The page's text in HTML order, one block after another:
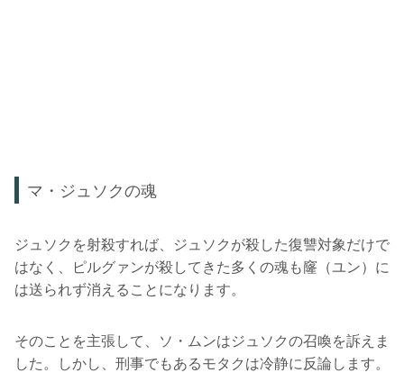
マ・ジュソクの魂
ジュソクを射殺すれば、ジュソクが殺した復讐対象だけで
はなく、ピルグァンが殺してきた多くの魂も窿（ユン）に
は送られず消えることになります。
そのことを主張して、ソ・ムンはジュソクの召喚を訴えま
した。しかし、刑事でもあるモタクは冷静に反論します。